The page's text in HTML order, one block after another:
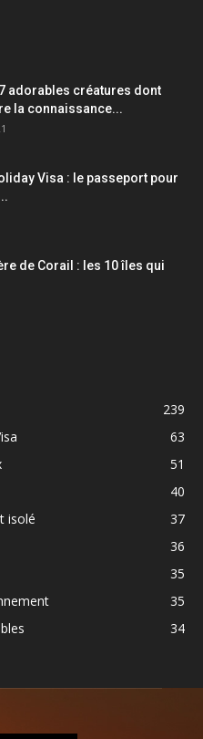
adorables créatures dont
la connaissance...
Visa : le passeport pour
de Corail : les 10 îles qui
239
63
51
40
isolé
37
36
35
35
34